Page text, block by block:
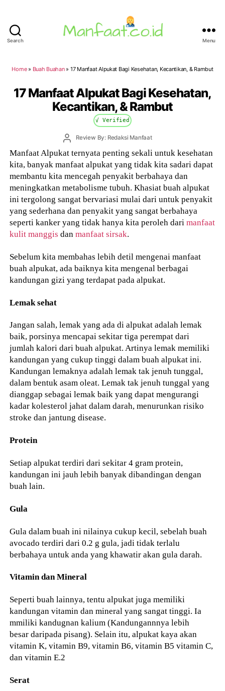
Search Menu
Home» Buah Buahan» 17 Manfaat Alpukat Bagi Kesehatan, Kecantikan, & Rambut
17 Manfaat Alpukat Bagi Kesehatan,
Kecantikan, & Rambut
√ Verified
PostReview By: Redaksi Manfaat
Manfaat Alpukat ternyata penting sekali untuk kesehatan
kita, banyak manfaat alpukat yang tidak kita sadari dapat
membantu kita mencegah penyakit berbahaya dan
meningkatkan metabolisme tubuh. Khasiat buah alpukat
ini tergolong sangat bervariasi mulai dari untuk penyakit
yang sederhana dan penyakit yang sangat berbahaya
seperti kanker yang tidak hanya kita peroleh darimanfaat
kulit manggis danmanfaat sirsak.
Sebelum kita membahas lebih detil mengenai manfaat
buah alpukat, ada baiknya kita mengenal berbagai
kandungan gizi yang terdapat pada alpukat.
Lemak sehat
Jangan salah, lemak yang ada di alpukat adalah lemak
baik, porsinya mencapai sekitar tiga perempat dari
jumlah kalori dari buah alpukat. Artinya lemak memiliki
kandungan yang cukup tinggi dalam buah alpukat ini.
Kandungan lemaknya adalah lemak tak jenuh tunggal,
dalam bentuk asam oleat. Lemak tak jenuh tunggal yang
dianggap sebagai lemak baik yang dapat mengurangi
kadar kolesterol jahat dalam darah, menurunkan risiko
stroke dan jantung disease.
Protein
Setiap alpukat terdiri dari sekitar 4 gram protein,
kandungan ini jauh lebih banyak dibandingan dengan
buah lain.
Gula
Gula dalam buah ini nilainya cukup kecil, sebelah buah
avocado terdiri dari 0.2 g gula, jadi tidak terlalu
berbahaya untuk anda yang khawatir akan gula darah.
Vitamin dan Mineral
Seperti buah lainnya, tentu alpukat juga memiliki
kandungan vitamin dan mineral yang sangat tinggi. Ia
mmiliki kandugnan kalium (Kandungannnya lebih
besar daripada pisang). Selain itu, alpukat kaya akan
vitamin K, vitamin B9, vitamin B6, vitamin B5 vitamin C,
dan vitamin E.2
Serat